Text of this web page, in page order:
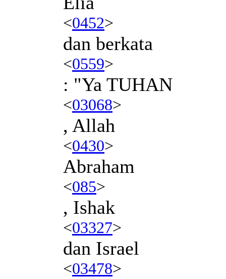
<0452>
dan berkata
<0559>
: "Ya TUHAN
<03068>
, Allah
<0430>
Abraham
<085>
, Ishak
<03327>
dan Israel
<03478>